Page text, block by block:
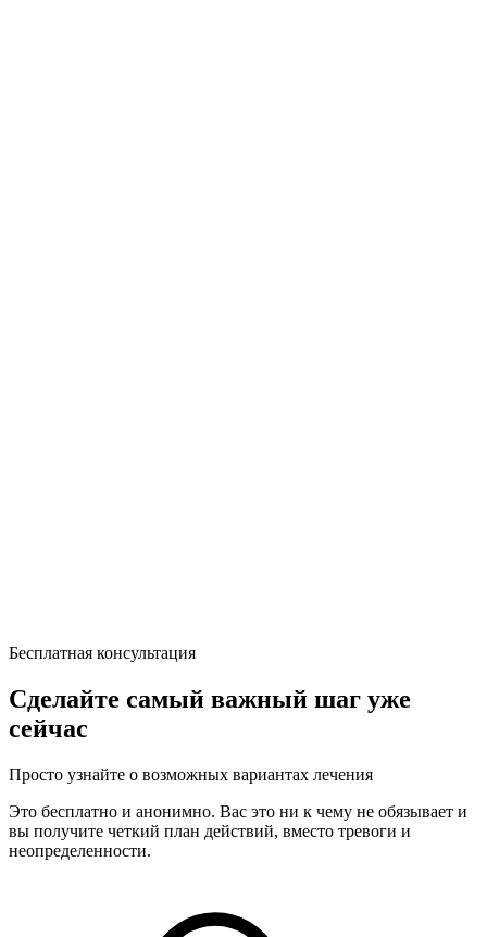
Бесплатная консультация
Сделайте самый важный шаг уже
сейчас
Просто узнайте о возможных вариантах лечения
Это бесплатно и анонимно. Вас это ни к чему не обязывает и
вы получите четкий план действий, вместо тревоги и
неопределенности.